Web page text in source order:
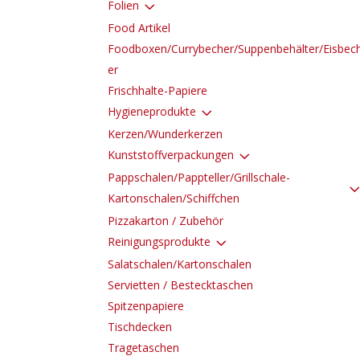
Folien 3
Food Artikel
Foodboxen/Currybecher/Suppenbehälter/
er
Frischhalte-Papiere
Hygieneprodukte 3
Kerzen/Wunderkerzen
Kunststoffverpackungen 3
Pappschalen/Pappteller/Grillschale-
Kartonschalen/Schiffchen
Pizzakarton / Zubehör
Reinigungsprodukte 3
Salatschalen/Kartonschalen
Servietten / Bestecktaschen
Spitzenpapiere
Tischdecken
Tragetaschen